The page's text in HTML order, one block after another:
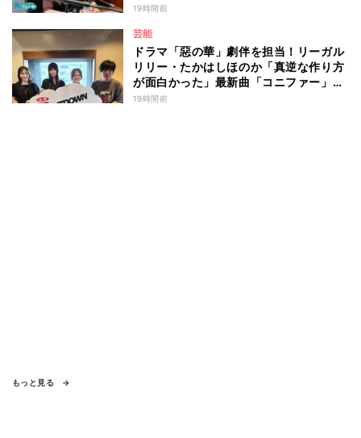
19時間前
芸能
ドラマ「惡の華」劇伴を担当！リーガル
リリー・たかはしほのか「真逆な作り方
が面白かった」最新曲「コニファー」制
作秘話も
19時間前
もっと見る